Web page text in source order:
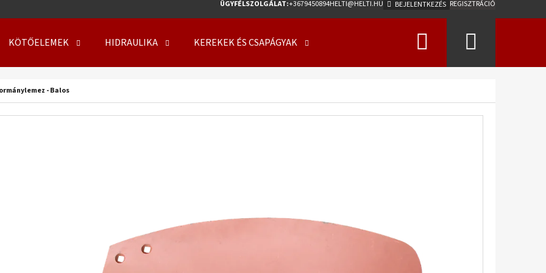
ÜGYFÉLSZOLGÁLAT:+3679450894HELTI@HELTI.HU BEJELENTKEZÉS REGISZTRÁCIÓ
KÖTŐELEMEK HIDRAULIKA KEREKEK ÉS CSAPÁGYAK Keresés
- Balos
KERÉK SZERELVE 500/50 - 17 14PR, TL, 149
A8, FLOTATION 648 + 6X17.0/161/205 ET0
KERÉK SZERELVE 500/50 - 17 18PR, TL, AW-